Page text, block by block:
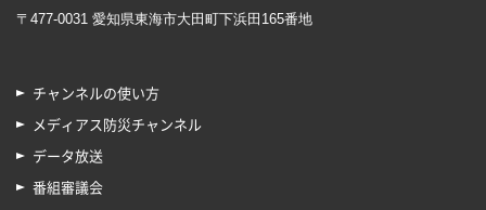
〒477-0031 愛知県東海市大田町下浜田165番地
チャンネルの使い方
メディアス防災チャンネル
データ放送
番組審議会